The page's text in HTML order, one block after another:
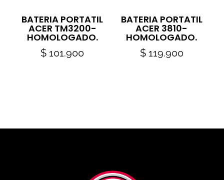
BATERIA PORTATIL
ACER TM3200-
HOMOLOGADO.
$ 101.900
BATERIA PORTATIL
ACER 3810-
HOMOLOGADO.
$119.900